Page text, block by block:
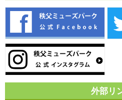
外部リ